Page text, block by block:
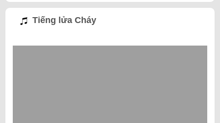
Tiếng lửa Cháy